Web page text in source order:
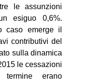
le assunzioni
esiguo 0,6%.
caso emerge il
contributivi del
sulla dinamica
le cessazioni
erano